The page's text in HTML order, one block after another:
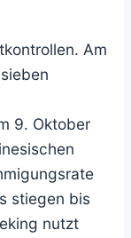
Am
9. Oktober
stiegen bis
nutzt